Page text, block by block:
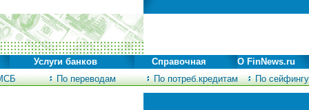
По переводам По потреб.кредитам По сейфингу
Услуги банков Справочная О FinNews.ru